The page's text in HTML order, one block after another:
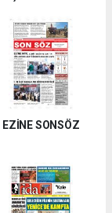
EZİNE SONSÖZ